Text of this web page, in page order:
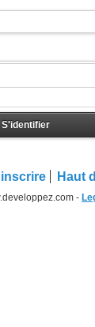
S'identifier
Haut
-